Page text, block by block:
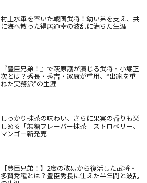
村上水軍を率いた戦国武将！幼い弟を支え、共
に海へ散った得居通幸の波乱に満ちた生涯
『豊臣兄弟！』で萩原護が演じる武将・小堀正
次とは？秀長・秀吉・家康が重用、“出家を重
ねた実務派”の生涯
しっかり抹茶の味わい、さらに果実の香りも楽
しめる「無糖フレーバー抹茶」ストロベリー、
マンゴー新発売
【豊臣兄弟！】2度の改易から復活した武将・
多賀秀種とは？豊臣秀長に仕えた半年間と波乱